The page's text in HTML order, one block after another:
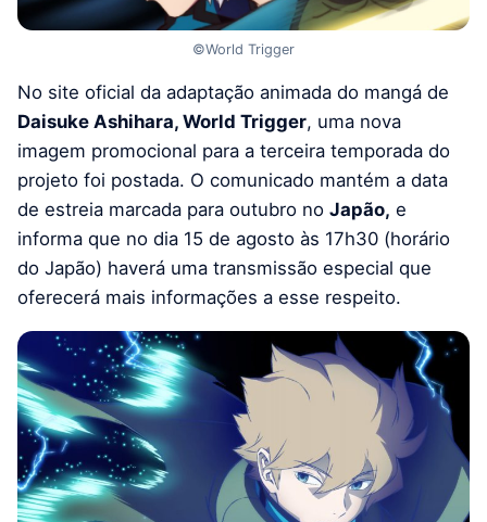
©World Trigger
No site oficial da adaptação animada do mangá de
Daisuke Ashihara, World Trigger, uma nova
imagem promocional para a terceira temporada do
projeto foi postada. O comunicado mantém a data
de estreia marcada para outubro no Japão, e
informa que no dia 15 de agosto às 17h30 (horário
do Japão) haverá uma transmissão especial que
oferecerá mais informações a esse respeito.